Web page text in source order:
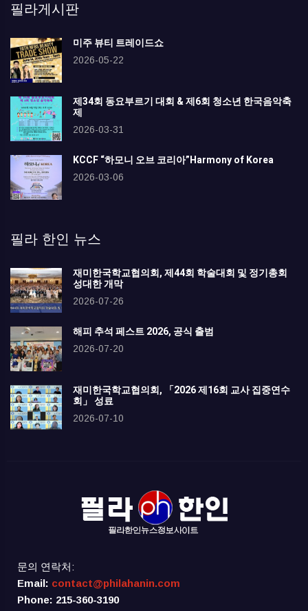
필라게시판
미주 뷰티 트레이드쇼
2026-05-22
제34회 동요부르기 대회 & 제6회 청소년 한국음악축
제
2026-03-31
KCCF “하모니 오브 코리아”Harmony of Korea
2026-03-06
필라 한인 뉴스
재미한국학교협의회, 제44회 학술대회 및 정기총회
성대한 개막
2026-07-26
해피 추석 페스트 2026, 공식 출범
2026-07-20
재미한국학교협의회, 「2026 제16회 교사 집중연수
회」 성료
2026-07-10
문의 연락처:
Email: contact@philahanin.com
Phone: 215-360-3190